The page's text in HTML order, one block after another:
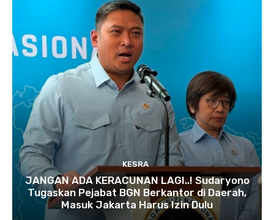
KESRA
JANGAN ADA KERACUNAN LAGI..! Sudaryono
Tugaskan Pejabat BGN Berkantor di Daerah,
Masuk Jakarta Harus Izin Dulu